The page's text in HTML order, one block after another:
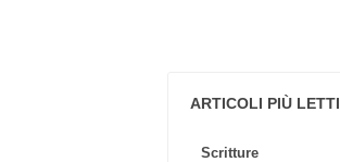
ARTICOLI PIÙ LETTI
Scritture